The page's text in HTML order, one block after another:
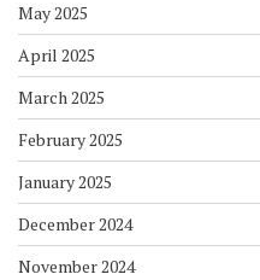
May 2025
April 2025
March 2025
February 2025
January 2025
December 2024
November 2024